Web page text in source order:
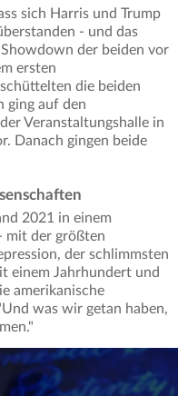
sich Harris und Trump
- und das
der beiden vor
ersten
die beiden
ging auf den
Veranstaltungshalle in
Danach gingen beide
2021 in einem
mit der größten
der schlimmsten
einem Jahrhundert und
amerikanische
was wir getan haben,